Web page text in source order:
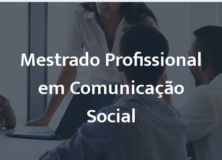
Mestrado Profissional
em Comunicação
Social